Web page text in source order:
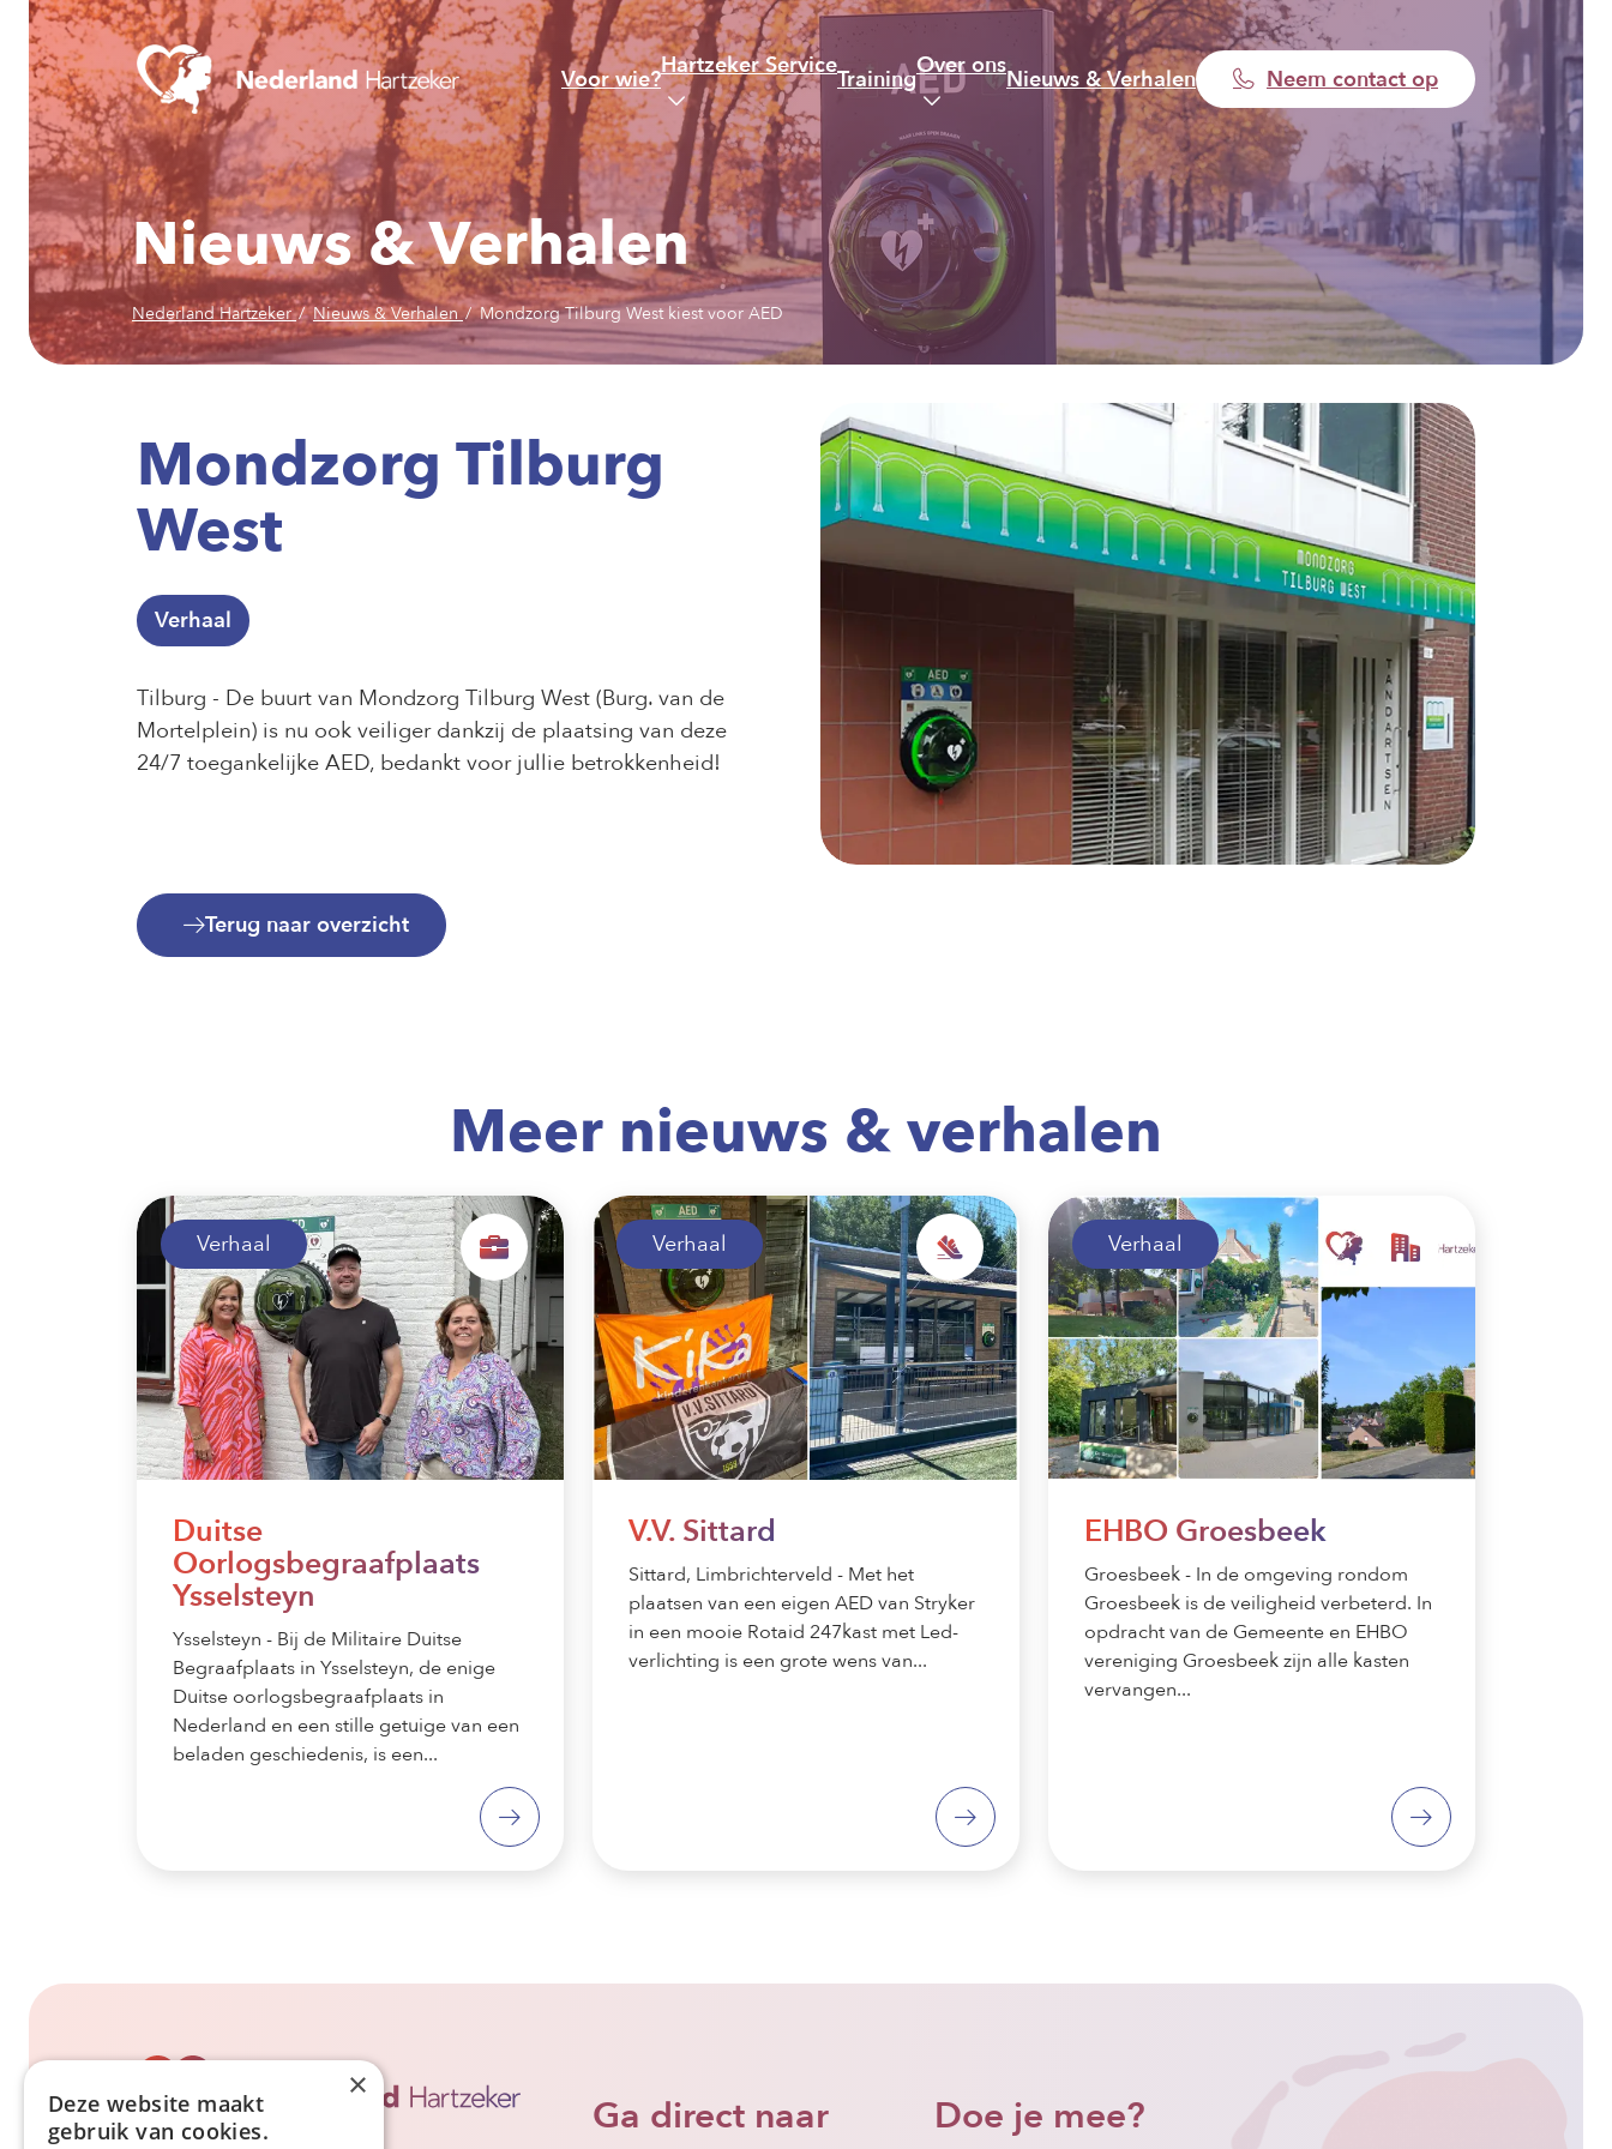
Voor wie?Hartzeker ServiceTrainingOver onsNieuws & Verhalen Neem contact op
Nieuws & Verhalen
Nederland Hartzeker Nieuws & Verhalen Mondzorg Tilburg West kiest voor AED
Mondzorg Tilburg
West
Verhaal
Tilburg - De buurt van Mondzorg Tilburg West (Burg. van de
Mortelplein) is nu ook veiliger dankzij de plaatsing van deze
24/7 toegankelijke AED, bedankt voor jullie betrokkenheid!
Terug naar overzicht
Meer nieuws & verhalen
Verhaal
Duitse
Oorlogsbegraafplaats
Ysselsteyn
Ysselsteyn - Bij de Militaire Duitse
Begraafplaats in Ysselsteyn, de enige
Duitse oorlogsbegraafplaats in
Nederland en een stille getuige van een
beladen geschiedenis, is een...
Verhaal
V.V. Sittard
Sittard, Limbrichterveld - Met het
plaatsen van een eigen AED van Stryker
in een mooie Rotaid 247kast met Led-
verlichting is een grote wens van...
Verhaal
EHBO Groesbeek
Groesbeek - In de omgeving rondom
Groesbeek is de veiligheid verbeterd. In
opdracht van de Gemeente en EHBO
vereniging Groesbeek zijn alle kasten
vervangen...
Ga direct naar Doe je mee?
×
Deze website maakt
gebruik van cookies.